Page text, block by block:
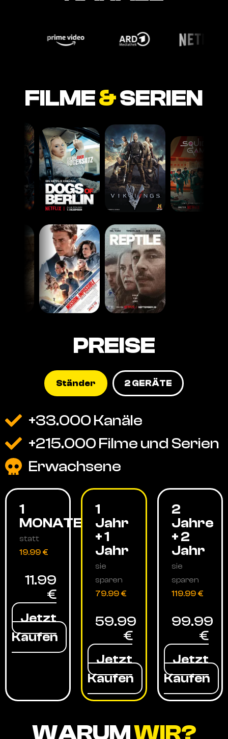
FILME&SERIEN
PREISE
Ständer 2 GERÄTE
+33.000 Kanäle
+215.000 Filme und Serien
Erwachsene
1
MONATE
statt
19.99 €
11.99
€
Jetzt
Kaufen
1
Jahr
+ 1
Jahr
sie
sparen
79.99 €
59.99
€
Jetzt
Kaufen
2
Jahre
+ 2
Jahr
sie
sparen
119.99 €
99.99
€
Jetzt
Kaufen
WARUMWIR?